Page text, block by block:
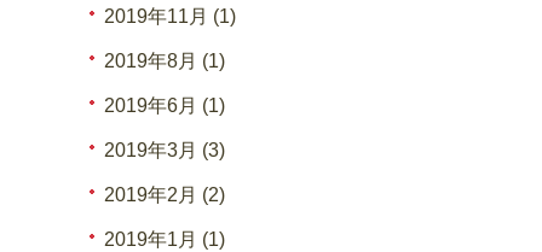
2019年11月 (1)
2019年8月 (1)
2019年6月 (1)
2019年3月 (3)
2019年2月 (2)
2019年1月 (1)